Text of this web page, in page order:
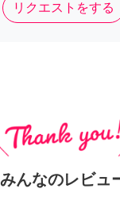
リクエストをする
みんなのレビュ